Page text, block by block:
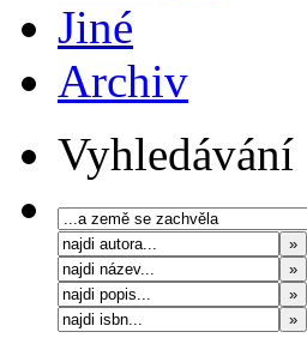
Jiné
Archiv
Vyhledávání